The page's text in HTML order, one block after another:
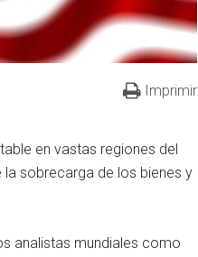
Imprimir
en vastas regiones del
sobrecarga de los bienes y
analistas mundiales como